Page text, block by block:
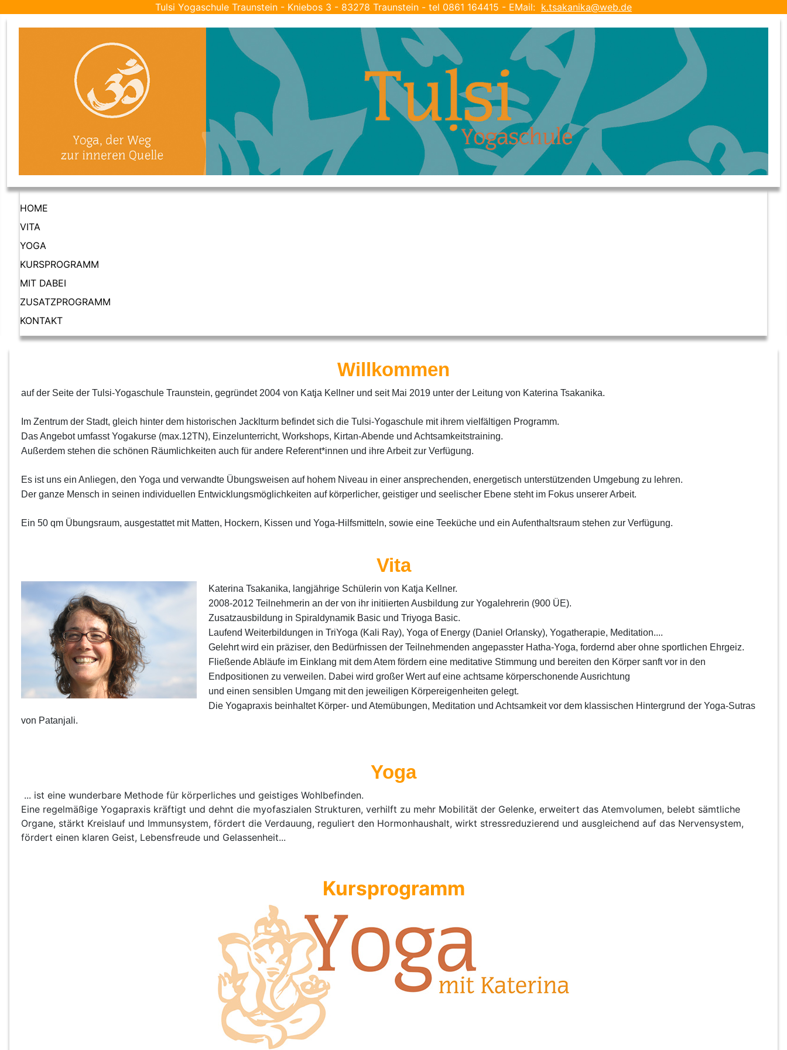
Tulsi Yogaschule Traunstein - Kniebos 3 - 83278 Traunstein - tel 0861 164415 - EMail: k.tsakanika@web.de
HOME
VITA
YOGA
KURSPROGRAMM
MIT DABEI
ZUSATZPROGRAMM
KONTAKT
Willkommen
auf der Seite der Tulsi-Yogaschule Traunstein, gegründet 2004 von Katja Kellner und seit Mai 2019 unter der Leitung von Katerina Tsakanika.
Im Zentrum der Stadt, gleich hinter dem historischen Jacklturm befindet sich die Tulsi-Yogaschule mit ihrem vielfältigen Programm.
Das Angebot umfasst Yogakurse (max.12TN), Einzelunterricht, Workshops, Kirtan-Abende und Achtsamkeitstraining.
Außerdem stehen die schönen Räumlichkeiten auch für andere Referent*innen und ihre Arbeit zur Verfügung.
Es ist uns ein Anliegen, den Yoga und verwandte Übungsweisen auf hohem Niveau in einer ansprechenden, energetisch unterstützenden Umgebung zu lehren.
Der ganze Mensch in seinen individuellen Entwicklungsmöglichkeiten auf körperlicher, geistiger und seelischer Ebene steht im Fokus unserer Arbeit.
Ein 50 qm Übungsraum, ausgestattet mit Matten, Hockern, Kissen und Yoga-Hilfsmitteln, sowie eine Teeküche und ein Aufenthaltsraum stehen zur Verfügung.
Vita
Katerina Tsakanika, langjährige Schülerin von Katja Kellner.
2008-2012 Teilnehmerin an der von ihr initiierten Ausbildung zur Yogalehrerin (900 ÜE).
Zusatzausbildung in Spiraldynamik Basic und Triyoga Basic.
Laufend Weiterbildungen in TriYoga (Kali Ray), Yoga of Energy (Daniel Orlansky), Yogatherapie, Meditation....
Gelehrt wird ein präziser, den Bedürfnissen der Teilnehmenden angepasster Hatha-Yoga, fordernd aber ohne sportlichen Ehrgeiz.
Fließende Abläufe im Einklang mit dem Atem fördern eine meditative Stimmung und bereiten den Körper sanftvor in den
Endpositionen zu verweilen. Dabei wird großer Wert auf eine achtsame körperschonende Ausrichtung
und einen sensiblen Umgang mit den jeweiligen Körpereigenheiten gelegt.
Die Yogapraxis beinhaltet Körper- und Atemübungen, Meditation und Achtsamkeit vor dem klassischen Hintergrund der Yoga-Sutras
von Patanjali.
Yoga
... ist eine wunderbare Methode für körperliches und geistiges Wohlbefinden.
Eine regelmäßige Yogapraxis kräftigt und dehnt die myofaszialen Strukturen, verhilft zu mehr Mobilität der Gelenke, erweitert das Atemvolumen, belebt sämtliche
Organe, stärkt Kreislauf und Immunsystem, fördert die Verdauung, reguliert den Hormonhaushalt, wirkt stressreduzierend und ausgleichend auf das Nervensystem,
fördert einen klaren Geist, Lebensfreude und Gelassenheit...
Kursprogramm